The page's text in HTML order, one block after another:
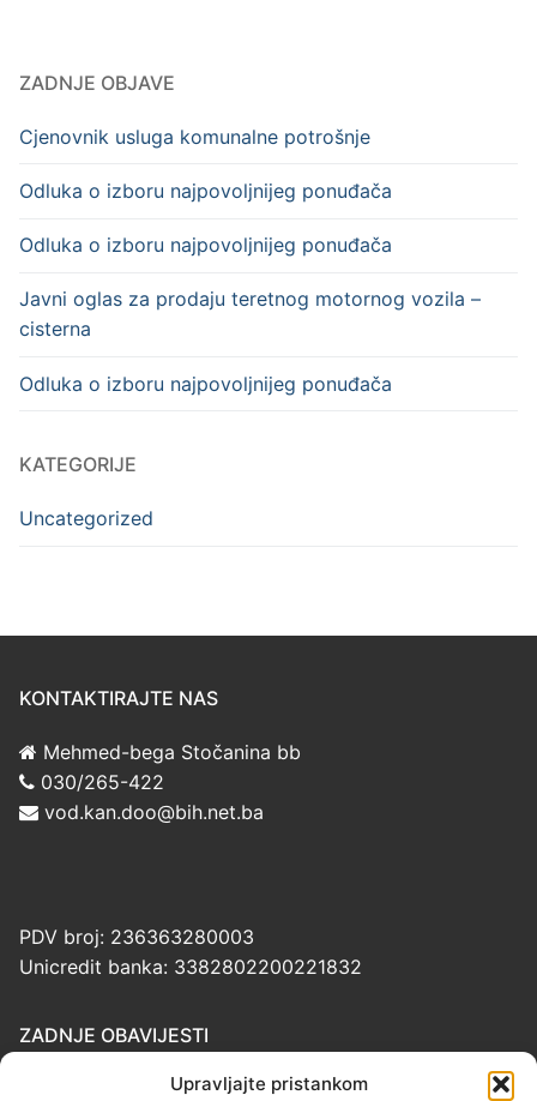
Upravljajte pristankom
ZADNJE OBJAVE
Cjenovnik usluga komunalne potrošnje
Odluka o izboru najpovoljnijeg ponuđača
Odluka o izboru najpovoljnijeg ponuđača
Javni oglas za prodaju teretnog motornog vozila –
cisterna
Odluka o izboru najpovoljnijeg ponuđača
KATEGORIJE
Uncategorized
KONTAKTIRAJTE NAS
Mehmed-bega Stočanina bb
030/265-422
vod.kan.doo@bih.net.ba
PDV broj: 236363280003
Unicredit banka: 3382802200221832
ZADNJE OBAVIJESTI
Cjenovnik usluga komunalne potrošnje